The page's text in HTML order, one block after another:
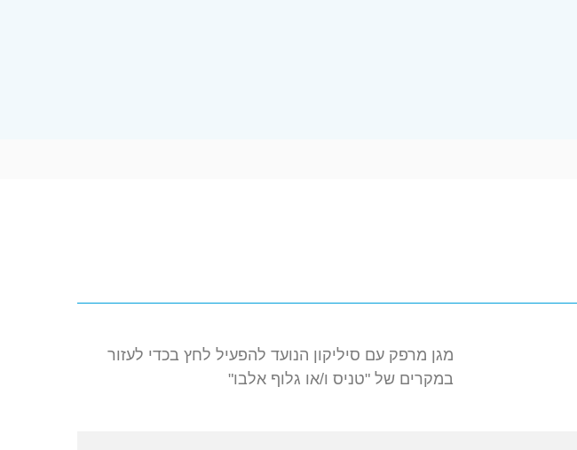
מגן מרפק עם סיליקון הנועד להפעיל לחץ בכדי לעזור
במקרים של "טניס ו/או גלוף אלבו"